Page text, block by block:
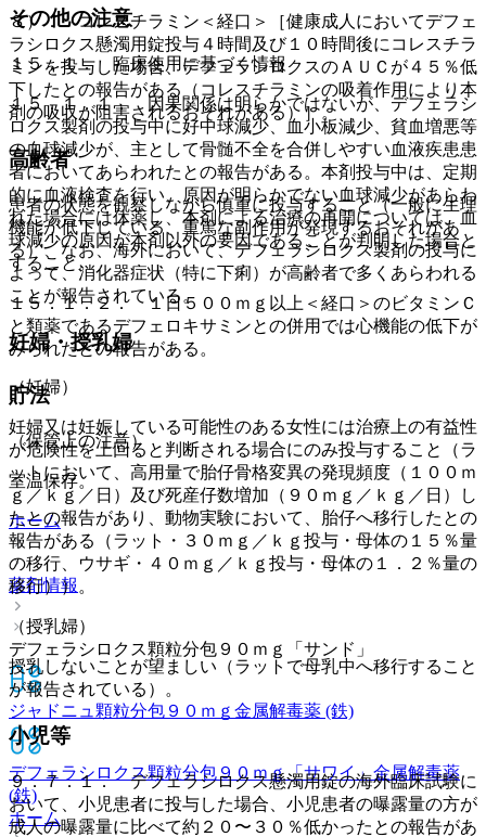
その他の注意
１５．１． 臨床使用に基づく情報
１５．１．１． 因果関係は明らかではないが、デフェラシ
ロクス製剤の投与中に好中球減少、血小板減少、貧血増悪等
の血球減少が、主として骨髄不全を合併しやすい血液疾患患
者においてあらわれたとの報告がある。本剤投与中は、定期
的に血液検査を行い、原因が明らかでない血球減少があらわ
れた場合には休薬し、本剤による治療の再開については、血
球減少の原因が本剤以外の要因であることが判明した場合と
すること。
１５．１．２． １日５００ｍｇ以上＜経口＞のビタミンＣ
と類薬であるデフェロキサミンとの併用では心機能の低下が
みられたとの報告がある。
貯法
（保管上の注意）
室温保存。
ホーム
薬剤情報
デフェラシロクス顆粒分包９０ｍｇ「サンド」
ジャドニュ顆粒分包９０ｍｇ 金属解毒薬 (鉄)
デフェラシロクス顆粒分包９０ｍｇ「サワイ」金属解毒薬
(鉄)
ホーム
８）． コレスチラミン＜経口＞［健康成人においてデフェ
ラシロクス懸濁用錠投与４時間及び１０時間後にコレスチラ
ミンを投与した場合、デフェラシロクスのＡＵＣが４５％低
下したとの報告がある（コレスチラミンの吸着作用により本
剤の吸収が阻害されるおそれがある）］。
高齢者
患者の状態を観察しながら慎重に投与すること（一般に生理
機能が低下している、重篤な副作用が発現するおそれがあ
る）、なお、海外において、デフェラシロクス製剤の投与に
よって、消化器症状（特に下痢）が高齢者で多くあらわれる
ことが報告されている。
妊婦・授乳婦
（妊婦）
妊婦又は妊娠している可能性のある女性には治療上の有益性
が危険性を上回ると判断される場合にのみ投与すること（ラ
ットにおいて、高用量で胎仔骨格変異の発現頻度（１００ｍ
ｇ／ｋｇ／日）及び死産仔数増加（９０ｍｇ／ｋｇ／日）し
たとの報告があり、動物実験において、胎仔へ移行したとの
報告がある（ラット・３０ｍｇ／ｋｇ投与・母体の１５％量
の移行、ウサギ・４０ｍｇ／ｋｇ投与・母体の１．２％量の
移行））。
（授乳婦）
授乳しないことが望ましい（ラットで母乳中へ移行すること
が報告されている）。
小児等
９．７．１． デフェラシロクス懸濁用錠の海外臨床試験に
おいて、小児患者に投与した場合、小児患者の曝露量の方が
成人の曝露量に比べて約２０〜３０％低かったとの報告があ